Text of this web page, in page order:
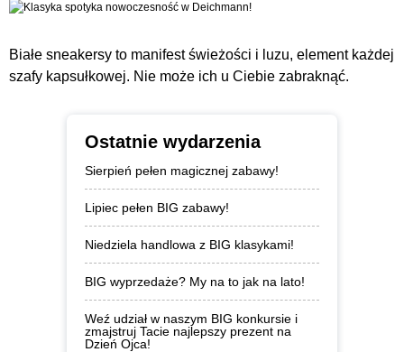
Białe sneakersy to manifest świeżości i luzu, element każdej
szafy kapsułkowej. Nie może ich u Ciebie zabraknąć.
Ostatnie wydarzenia
Sierpień pełen magicznej zabawy!
Lipiec pełen BIG zabawy!
Niedziela handlowa z BIG klasykami!
BIG wyprzedaże? My na to jak na lato!
Weź udział w naszym BIG konkursie i
zmajstruj Tacie najlepszy prezent na
Dzień Ojca!